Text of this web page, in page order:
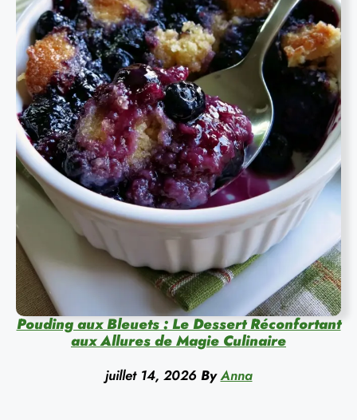
Pouding aux Bleuets : Le Dessert Réconfortant
aux Allures de Magie Culinaire
juillet 14, 2026 By Anna